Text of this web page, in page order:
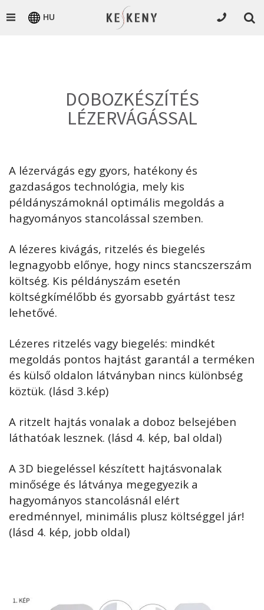
HU
DOBOZKÉSZÍTÉS
LÉZERVÁGÁSSAL
A lézervágás egy gyors, hatékony és
gazdaságos technológia, mely kis
példányszámoknál optimális megoldás a
hagyományos stancolással szemben.
A lézeres kivágás, ritzelés és biegelés
legnagyobb előnye, hogy nincs stancszerszám
költség. Kis példányszám esetén
költségkímélőbb és gyorsabb gyártást tesz
lehetővé.
Lézeres ritzelés vagy biegelés: mindkét
megoldás pontos hajtást garantál a terméken
és külső oldalon látványban nincs különbség
köztük. (lásd 3.kép)
A ritzelt hajtás vonalak a doboz belsejében
láthatóak lesznek. (lásd 4. kép, bal oldal)
A 3D biegeléssel készített hajtásvonalak
minősége és látványa megegyezik a
hagyományos stancolásnál elért
eredménnyel, minimális plusz költséggel jár!
(lásd 4. kép, jobb oldal)